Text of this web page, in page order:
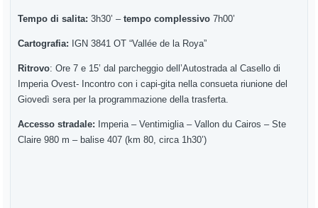
Tempo di salita: 3h30’ –tempo complessivo7h00’
Cartografia: IGN 3841 OT “Vallée de la Roya”
Ritrovo: Ore 7 e 15’ dal parcheggio dell’Autostrada al Casello di
Imperia Ovest- Incontro con i capi-gita nella consueta riunione del
Giovedì sera per la programmazione della trasferta.
Accesso stradale:
Imperia – Ventimiglia – Vallon du Cairos – Ste
Claire 980 m – balise 407 (km 80, circa 1h30’)